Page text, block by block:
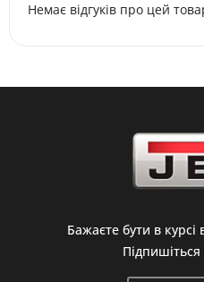
Немає відгуків про цей
Бажаєте бути в курсі